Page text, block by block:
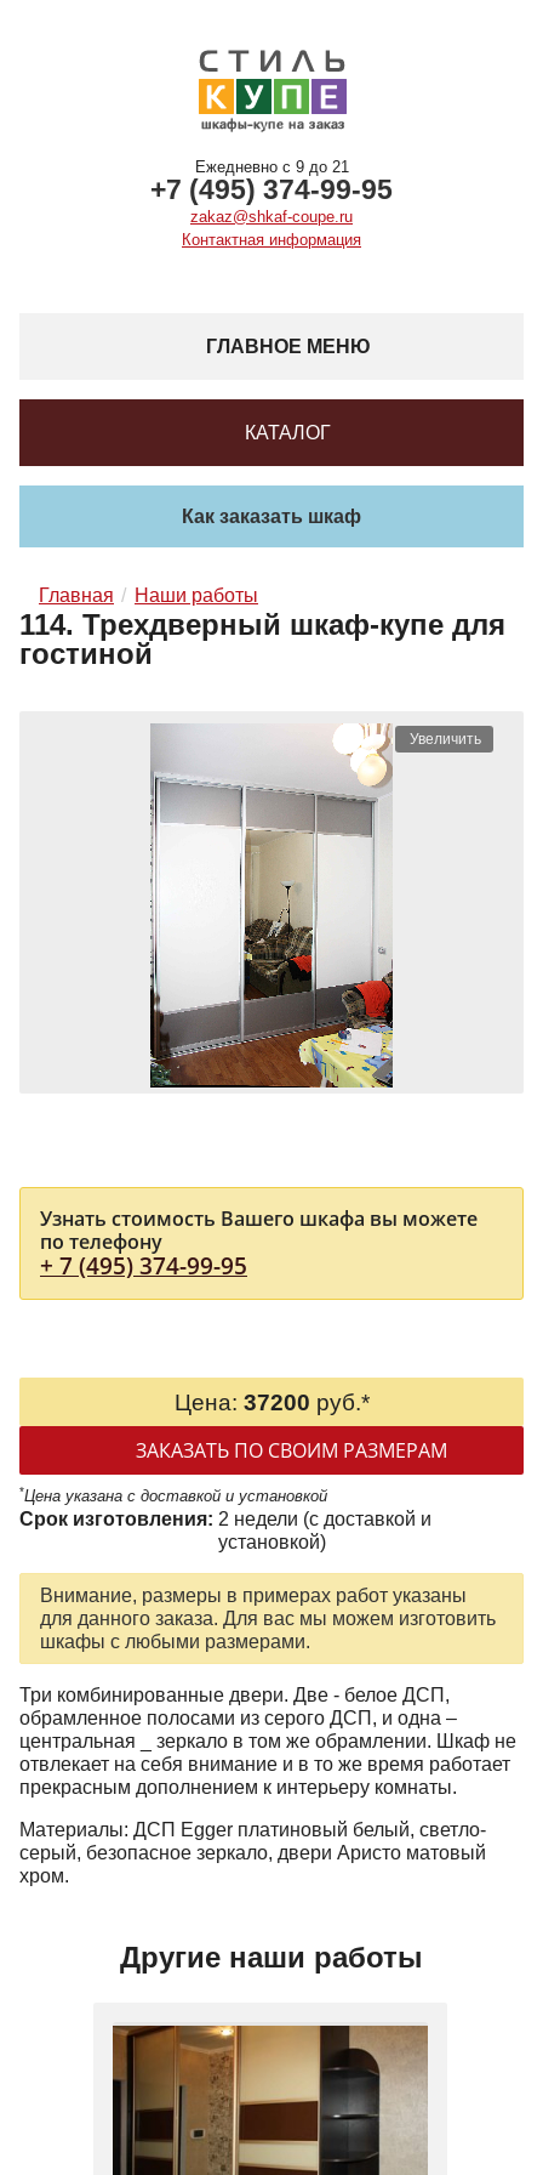
Ежедневно с 9 до 21
+7 (495) 374-99-95
zakaz@shkaf-coupe.ru
Контактная информация
ГЛАВНОЕ МЕНЮ
КАТАЛОГ
Как заказать шкаф
Главная Наши работы
114. Трехдверный шкаф-купе для
гостиной
Увеличить
Узнать стоимость Вашего шкафа вы можете
по телефону
+ 7 (495) 374-99-95
Цена: 37200 руб.*
ЗАКАЗАТЬ ПО СВОИМ РАЗМЕРАМ
*Цена указана с доставкой и установкой
Срок изготовления: 2 недели (с доставкой и
установкой)
Внимание, размеры в примерах работ указаны
для данного заказа. Для вас мы можем изготовить
шкафы с любыми размерами.
Три комбинированные двери. Две - белое ДСП,
обрамленное полосами из серого ДСП, и одна –
центральная _ зеркало в том же обрамлении. Шкаф не
отвлекает на себя внимание и в то же время работает
прекрасным дополнением к интерьеру комнаты.
Материалы: ДСП Egger платиновый белый, светло-
серый, безопасное зеркало, двери Аристо матовый
хром.
Другие наши работы